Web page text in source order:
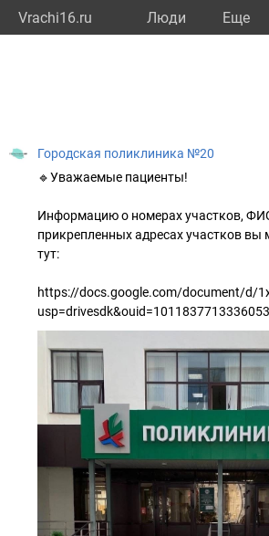
Vrachi16.ru Люди Eще
Городская поликлиника №20
🔹Уважаемые пациенты!
Информацию о номерах участков,
прикрепленных адресах участков вы
тут:
https://docs.google.com/document/d/